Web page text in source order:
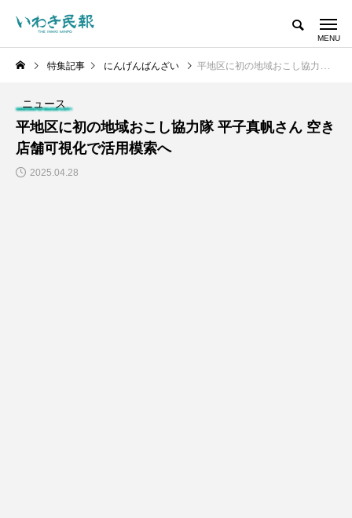
特集記事 にんげんばんざい 平地区に初の地域おこし協力隊 平子真帆さん 空き店舗可視化で活用模索へ
ニュース
平地区に初の地域おこし協力隊 平子真帆さん 空き
店舗可視化で活用模索へ
2025.04.28